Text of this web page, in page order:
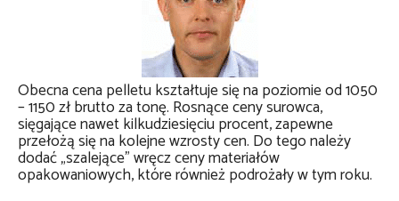
Obecna cena pelletu kształtuje się na poziomie od 1050
– 1150 zł brutto za tonę. Rosnące ceny surowca,
sięgające nawet kilkudziesięciu procent, zapewne
przełożą się na kolejne wzrosty cen. Do tego należy
dodać „szalejące” wręcz ceny materiałów
opakowaniowych, które również podrożały w tym roku.